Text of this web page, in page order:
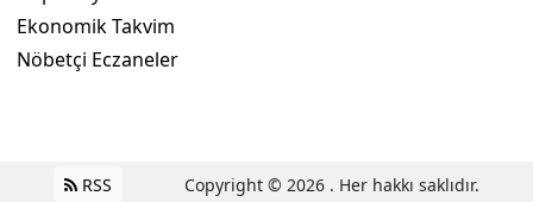
Ekonomik Takvim
Nöbetçi Eczaneler
RSS Copyright © 2026 . Her hakkı saklıdır.